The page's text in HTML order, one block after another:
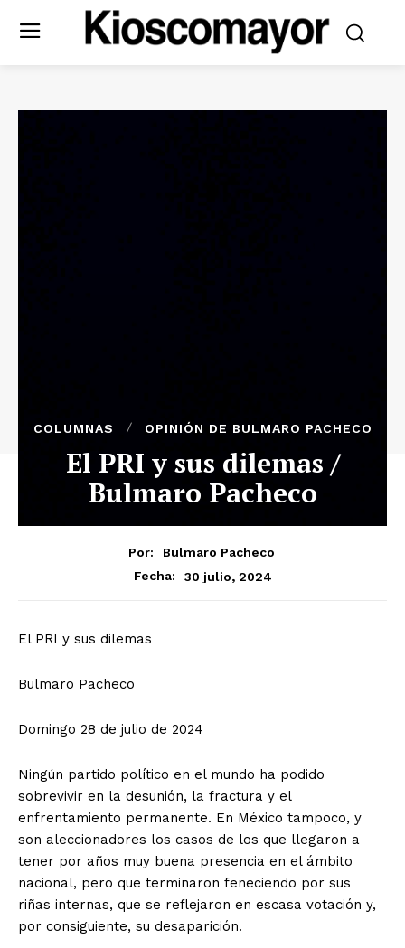
COLUMNAS OPINIÓN DE BULMARO PACHECO
El PRI y sus dilemas /
Bulmaro Pacheco
Por:
Bulmaro Pacheco
Fecha:
30 julio, 2024
El PRI y sus dilemas
Bulmaro Pacheco
Domingo 28 de julio de 2024
Ningún partido político en el mundo ha podido
sobrevivir en la desunión, la fractura y el
enfrentamiento permanente. En México tampoco, y
son aleccionadores los casos de los que llegaron a
tener por años muy buena presencia en el ámbito
nacional, pero que terminaron feneciendo por sus
riñas internas, que se reflejaron en escasa votación y,
por consiguiente, su desaparición.